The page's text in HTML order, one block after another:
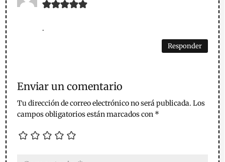
.
Responder
Enviar un comentario
Tu dirección de correo electrónico no será publicada. Los
campos obligatorios están marcados con *